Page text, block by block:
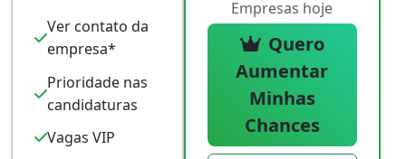
Ver contato da
empresa*
Prioridade nas
candidaturas
Vagas VIP
Empresas hoje
Quero
Aumentar
Minhas
Chances